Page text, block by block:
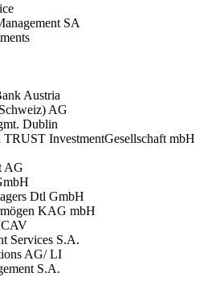
SA
Austria
AG
Dublin
InvestmentGesellschaft mbH
AG
Dtl GmbH
KAG mbH
Services S.A.
AG/ LI
S.A.